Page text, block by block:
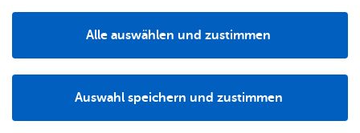
& TV
Pres­se
be­
treu­
ung
Schu­
len
Sa­nie­
ren &
bi­li­en
Stadt­
re­frei
Pfle­ge
& Un­
ter­stüt­
zung
freuen uns auf Ihren Anruf, Ihre Anfrage per Mail oder über
das Kontaktformular auf unserer Webseite.
Sonstige Veranstaltungsdienstleistungen: Full-Service
Auswahl speichern und zustimmen
Alle auswählen und zustimmen